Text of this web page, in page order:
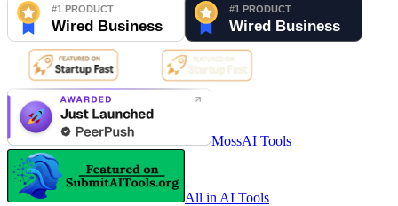
MossAI Tools
All in AI Tools